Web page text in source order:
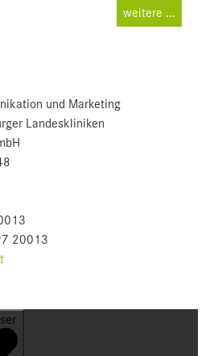
weitere ...
und Marketing
Landeskliniken
20013